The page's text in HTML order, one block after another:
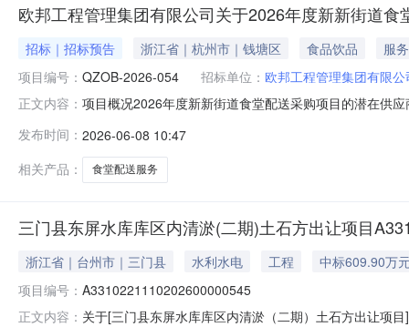
欧邦工程管理集团有限公司关于2026年度新新街道
招标｜招标预告 浙江省｜杭州市｜钱塘区 食品饮品
服务
项目编号： QZOB-2026-054 招标单位： 欧邦工程管理集团有限公
正文内容： 项目概况2026年度新新街道食堂配送采购项目的潜在供
法》第二十二条要求。（1）具有独立承担民事责任的能
税收和社会保障资金
发布时间： 2026-06-08 10:47
相关产品：
食堂配送服务
三门县东屏水库库区内清淤(二期)土石方出让项目
浙江省｜台州市｜三门县 水利水电 工程
中标609.90万
项目编号： A3310221110202600000545
正文内容： 关于[三门县东屏水库库区内清淤（二期）土石方出让项